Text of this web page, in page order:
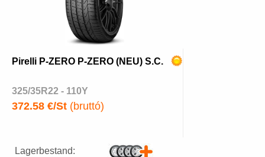
Pirelli P-ZERO P-ZERO (NEU) S.C.
325/35R22 - 110Y
372.58 €/St (bruttó)
Lagerbestand: